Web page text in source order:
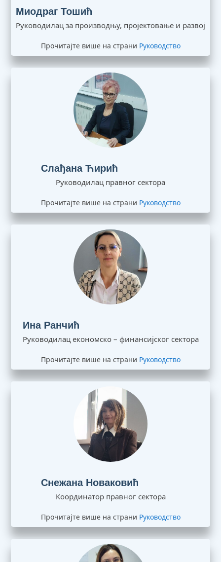
Миодраг Тошић
Руководилац за производњу, пројектовање и развој
Прочитајте више на страни Руководство
Слађана Ћирић
Руководилац правног сектора
Прочитајте више на страни Руководство
Ина Ранчић
Руководилац економско – финансијског сектора
Прочитајте више на страни Руководство
Снежана Новаковић
Координатор правног сектора
Прочитајте више на страни Руководство